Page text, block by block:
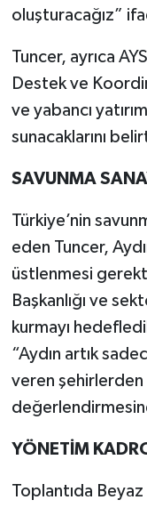
oluşturacağız”
Tuncer, ayrıca
Destek ve
ve yabancı
sunacaklarını
SAVUNMA
Türkiye’nin
eden Tuncer,
üstlenmesi
Başkanlığı ve
kurmayı
“Aydın artık
veren şehirlerden
YÖNETİM
Toplantıda